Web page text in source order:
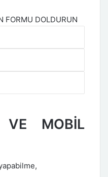
FORMU DOLDURUN
VE MOBİL